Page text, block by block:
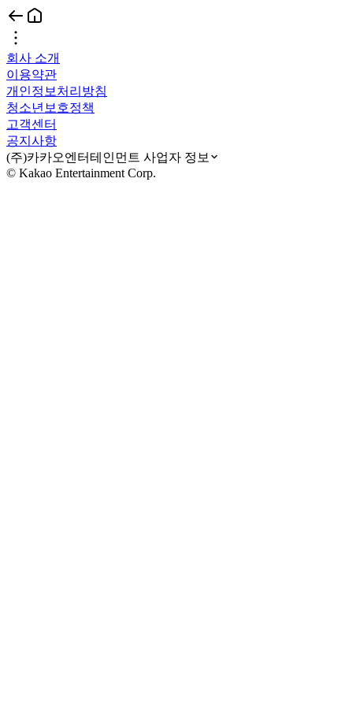
회사 소개
이용약관
개인정보처리방침
청소년보호정책
고객센터
공지사항
(주)카카오엔터테인먼트 사업자 정보
© Kakao Entertainment Corp.